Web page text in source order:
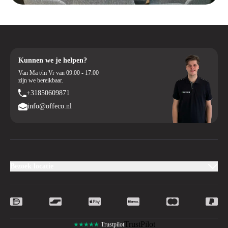
Veiligheid – Anti-botsingsfunctie voorkomt schade door obstakels
langdurig gebruik
Kunnen we je helpen?
Van Ma t/m Vr van 09:00 - 17:00
zijn we bereikbaar.
+31850609871
info@offeco.nl
★★★★★ TrustpilotTrustPilot